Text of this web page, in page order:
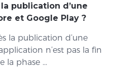
publication d’une
et Google Play ?
la publication d’une
n’est pas la fin
la phase ...